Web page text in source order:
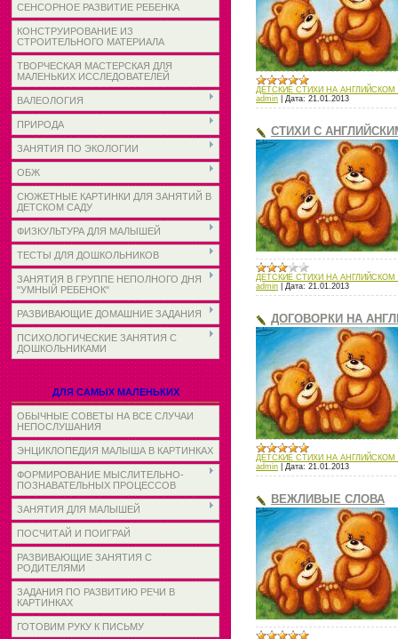
СЕНСОРНОЕ РАЗВИТИЕ РЕБЕНКА
КОНСТРУИРОВАНИЕ ИЗ
СТРОИТЕЛЬНОГО МАТЕРИАЛА
ТВОРЧЕСКАЯ МАСТЕРСКАЯ ДЛЯ
МАЛЕНЬКИХ ИССЛЕДОВАТЕЛЕЙ
ВАЛЕОЛОГИЯ
ПРИРОДА
ЗАНЯТИЯ ПО ЭКОЛОГИИ
ОБЖ
СЮЖЕТНЫЕ КАРТИНКИ ДЛЯ ЗАНЯТИЙ В
ДЕТСКОМ САДУ
ФИЗКУЛЬТУРА ДЛЯ МАЛЫШЕЙ
ТЕСТЫ ДЛЯ ДОШКОЛЬНИКОВ
ЗАНЯТИЯ В ГРУППЕ НЕПОЛНОГО ДНЯ
"УМНЫЙ РЕБЕНОК"
РАЗВИВАЮЩИЕ ДОМАШНИЕ ЗАДАНИЯ
ПСИХОЛОГИЧЕСКИЕ ЗАНЯТИЯ С
ДОШКОЛЬНИКАМИ
ДЛЯ САМЫХ МАЛЕНЬКИХ
ОБЫЧНЫЕ СОВЕТЫ НА ВСЕ СЛУЧАИ
НЕПОСЛУШАНИЯ
ЭНЦИКЛОПЕДИЯ МАЛЫША В КАРТИНКАХ
ФОРМИРОВАНИЕ МЫСЛИТЕЛЬНО-
ПОЗНАВАТЕЛЬНЫХ ПРОЦЕССОВ
ЗАНЯТИЯ ДЛЯ МАЛЫШЕЙ
ПОСЧИТАЙ И ПОИГРАЙ
РАЗВИВАЮЩИЕ ЗАНЯТИЯ С
РОДИТЕЛЯМИ
ЗАДАНИЯ ПО РАЗВИТИЮ РЕЧИ В
КАРТИНКАХ
ГОТОВИМ РУКУ К ПИСЬМУ
ДЕТСКИЕ СТИХИ НА АНГЛИЙСКОМ
admin
Дата: 21.01.2013
СТИХИ С
ДЕТСКИЕ СТИХИ НА АНГЛИЙСКОМ
admin
Дата: 21.01.2013
ДОГОВОРКИ НА
ДЕТСКИЕ СТИХИ НА АНГЛИЙСКОМ
admin
Дата: 21.01.2013
ВЕЖЛИВЫЕ СЛОВА